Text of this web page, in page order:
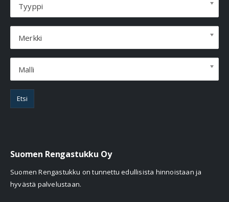
Tyyppi
Merkki
Malli
Etsi
Suomen Rengastukku Oy
Suomen Rengastukku on tunnettu edullisista hinnoistaan ja
hyvästä palvelustaan.